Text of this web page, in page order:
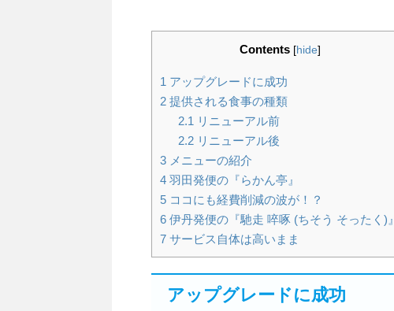
Contents [hide]
1 アップグレードに成功
2 提供される食事の種類
2.1 リニューアル前
2.2リニューアル後
3 メニューの紹介
4 羽田発便の『らかん亭』
5 ココにも経費削減の波が！？
6 伊丹発便の『馳走 啐啄 (ちそう そったく)』
7 サービス自体は高いまま
アップグレードに成功